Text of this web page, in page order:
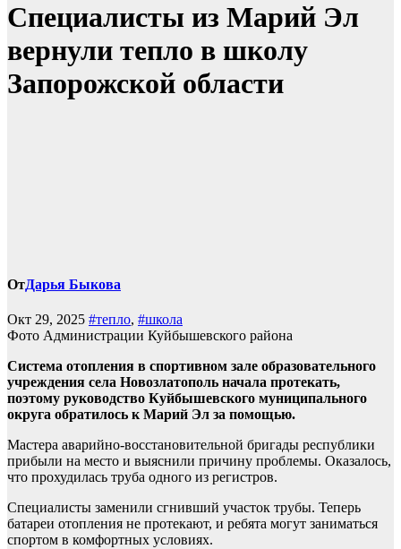
Специалисты из Марий Эл
вернули тепло в школу
Запорожской области
ОтДарья Быкова
Окт 29, 2025 #тепло, #школа
Фото Администрации Куйбышевского района
Система отопления в спортивном зале образовательного
учреждения села Новозлатополь начала протекать,
поэтому руководство Куйбышевского муниципального
округа обратилось к Марий Эл за помощью.
Мастера аварийно-восстановительной бригады республики
прибыли на место и выяснили причину проблемы. Оказалось,
что прохудилась труба одного из регистров.
Специалисты заменили сгнивший участок трубы. Теперь
батареи отопления не протекают, и ребята могут заниматься
спортом в комфортных условиях.